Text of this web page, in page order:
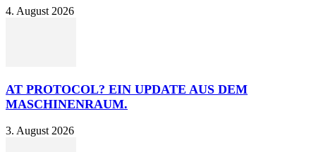
4. August 2026
AT PROTOCOL? EIN UPDATE AUS DEM
MASCHINENRAUM.
3. August 2026